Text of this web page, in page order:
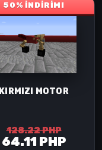
50% İNDİRİM!
KIRMIZI MOTOR
128.22 PHP
64.11 PHP